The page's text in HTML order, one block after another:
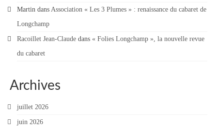
Martin dans Association « Les 3 Plumes » : renaissance du cabaret de
Longchamp
Racoillet Jean-Claude dans « Folies Longchamp », la nouvelle revue
du cabaret
Archives
juillet 2026
juin 2026